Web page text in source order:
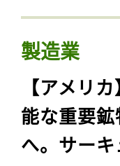
製造業
【アメリ
能な重要
へ。サー